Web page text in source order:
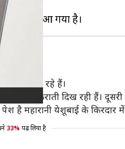
कौशल निभा रहे हैं।
में मुस्कुराती दिख रही हैं।
है महारानी येशूबाई के किरदार में
33% पढ़ लिया है